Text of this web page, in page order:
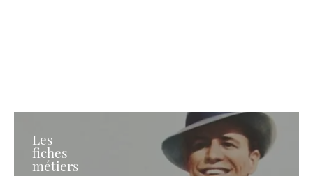
Les
fiches
métiers